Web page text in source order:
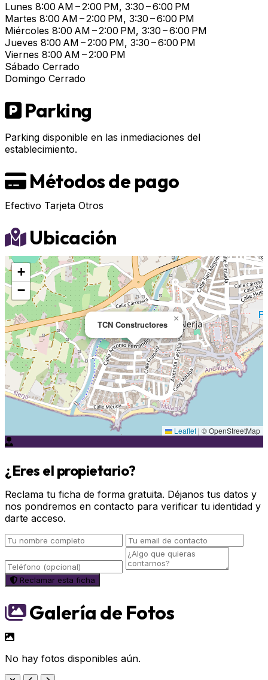
Lunes 8:00 AM – 2:00 PM, 3:30 – 6:00 PM
Martes 8:00 AM – 2:00 PM, 3:30 – 6:00 PM
Miércoles 8:00 AM – 2:00 PM, 3:30 – 6:00 PM
Jueves 8:00 AM – 2:00 PM, 3:30 – 6:00 PM
Viernes 8:00 AM – 2:00 PM
Sábado Cerrado
Domingo Cerrado
Parking
Parking disponible en las inmediaciones del
establecimiento.
Métodos de pago
Efectivo Tarjeta Otros
Ubicación
TCN Constructores
×
+
−
Leaflet | © OpenStreetMap
¿Eres el propietario?
Reclama tu ficha de forma gratuita. Déjanos tus datos y
nos pondremos en contacto para verificar tu identidad y
darte acceso.
Reclamar esta ficha
Galería de Fotos
No hay fotos disponibles aún.